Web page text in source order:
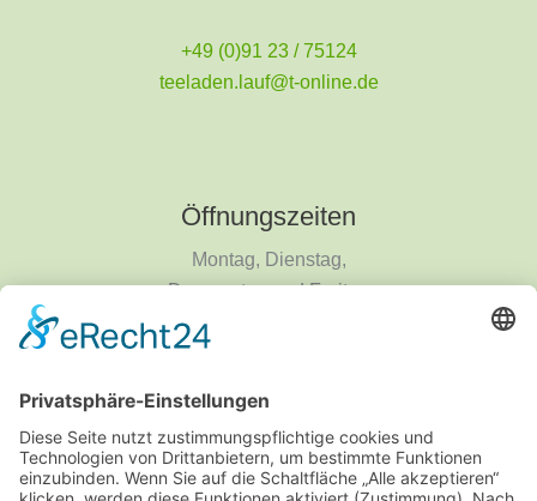
+49 (0)91 23 / 75124
teeladen.lauf@t-online.de
Öffnungszeiten
Montag, Dienstag,
Donnerstag und Freitag
9 - 14 Uhr